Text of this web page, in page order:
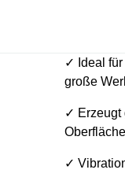
✓ Ideal für
große
✓ Erzeugt
✓